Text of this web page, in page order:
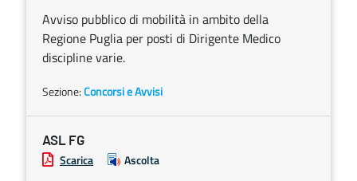
Avviso pubblico di mobilità in ambito della
Regione Puglia per posti di Dirigente Medico
discipline varie.
Sezione:Concorsi e Avvisi
ASL FG
Scarica Ascolta